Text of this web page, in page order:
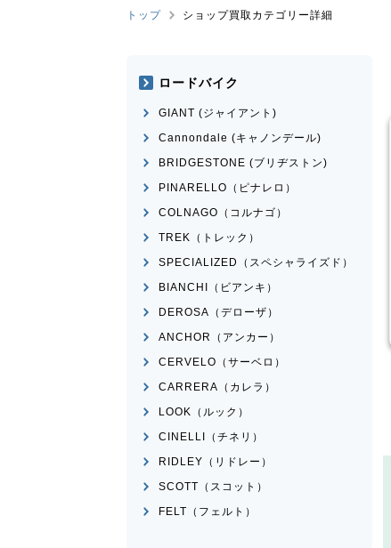
トップ ショップ買取カテゴリー詳細
ピストバイク
FUJIFEATHER 2022年モ
デル
¥
ロードバイク
GIANT (ジャイアント)
Cannondale (キャノンデール)
BRIDGESTONE (ブリヂストン)
PINARELLO（ピナレロ）
COLNAGO（コルナゴ）
TREK（トレック）
SPECIALIZED（スペシャライズド）
BIANCHI（ビアンキ）
DEROSA（デローザ）
ANCHOR（アンカー）
CERVELO（サーベロ）
CARRERA（カレラ）
LOOK（ルック）
CINELLI（チネリ）
RIDLEY（リドレー）
SCOTT（スコット）
FELT（フェルト）